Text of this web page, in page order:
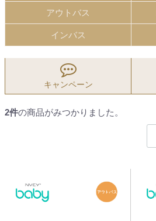
アウトバス
インバス
キャンペーン
2件の商品がみつかりました。